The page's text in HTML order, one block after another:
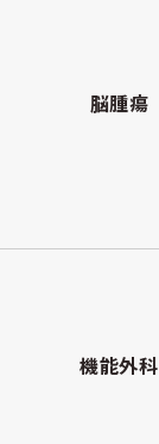
脳腫瘍
機能外科